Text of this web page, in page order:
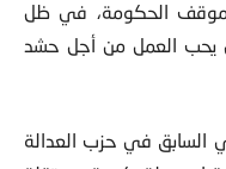
يحب العمل من أجل حشد
دولة كردية مستقلة